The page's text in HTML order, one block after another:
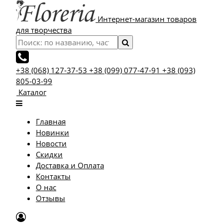
Интернет-магазин товаров
для творчества
+38 (068) 127-37-53 +38 (099) 077-47-91 +38 (093)
805-03-99
Каталог
Главная
Новинки
Новости
Скидки
Доставка и Оплата
Контакты
О нас
Отзывы